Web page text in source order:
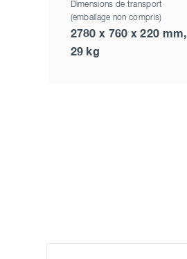
Dimensions de transport
(emballage non compris)
2780 x 760 x 220 mm,
29 kg